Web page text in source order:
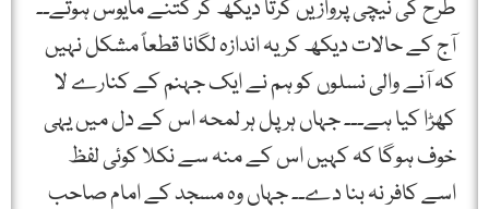
طرح کی نیچی پروازیں کرتا دیکھ کر کتنے مایوس ہوتے۔۔
آج کے حالات دیکھ کر یہ اندازہ لگانا قطعاً مشکل نہیں
کہ آنے والی نسلوں کو ہم نے ایک جہنم کے کنارے لا
کھڑا کیا ہے۔۔۔ جہاں ہر پل ہر لمحہ اس کے دل میں یہی
خوف ہوگا کہ کہیں اس کے منہ سے نکلا کوئی لفظ
اسے کافر نہ بنا دے۔۔ جہاں وہ مسجد کے امام صاحب